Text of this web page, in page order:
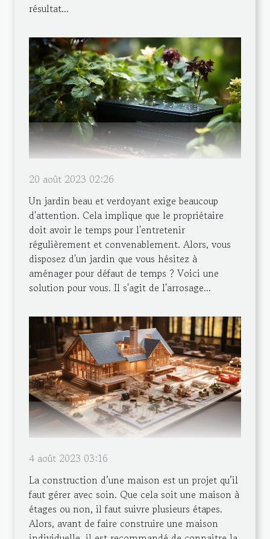
résultat...
20 août 2023 02:26
Un jardin beau et verdoyant exige beaucoup
d'attention. Cela implique que le propriétaire
doit avoir le temps pour l'entretenir
régulièrement et convenablement. Alors, vous
disposez d'un jardin que vous hésitez à
aménager pour défaut de temps ? Voici une
solution pour vous. Il s'agit de l'arrosage...
4 août 2023 03:16
La construction d’une maison est un projet qu’il
faut gérer avec soin. Que cela soit une maison à
étages ou non, il faut suivre plusieurs étapes.
Alors, avant de faire construire une maison